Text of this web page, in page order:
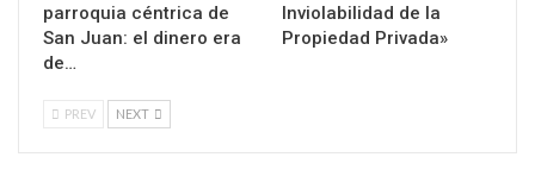
parroquia céntrica de
San Juan: el dinero era
de…
Inviolabilidad de la
Propiedad Privada»
PREV NEXT